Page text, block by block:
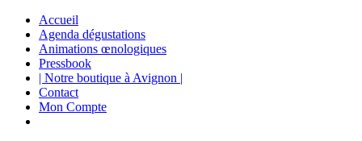
Accueil
Agenda dégustations
Animations œnologiques
Pressbook
| Notre boutique à Avignon |
Contact
Mon Compte